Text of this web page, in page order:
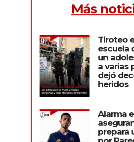
Más
Tiroteo
escuela
un
a varias
dejó
heridos
Alarma
prepara